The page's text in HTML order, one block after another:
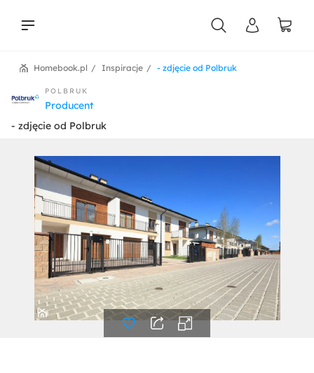
- zdjęcie od Polbruk
Inspiracje
Homebook.pl
POLBRUK
Producent
- zdjęcie od Polbruk